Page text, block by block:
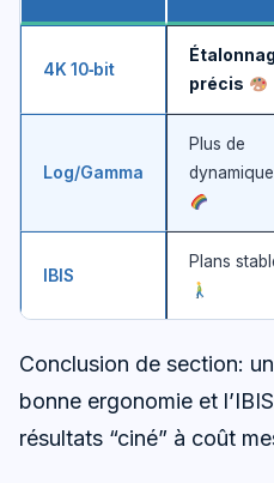
4K 10‑bit
précis
Log/Gamma
Plus de
dynamique
IBIS
Plans
Conclusion de section:
bonne ergonomie et
résultats “ciné” à coût